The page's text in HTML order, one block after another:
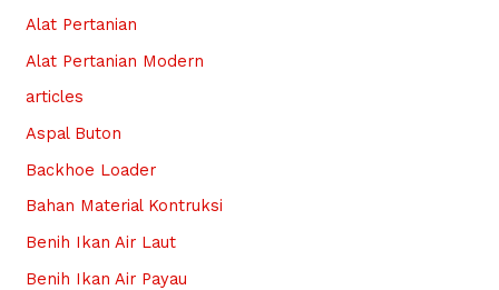
Alat Pertanian
Alat Pertanian Modern
articles
Aspal Buton
Backhoe Loader
Bahan Material Kontruksi
Benih Ikan Air Laut
Benih Ikan Air Payau